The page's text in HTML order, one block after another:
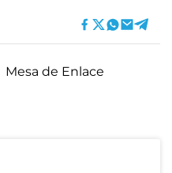
Mesa de Enlace